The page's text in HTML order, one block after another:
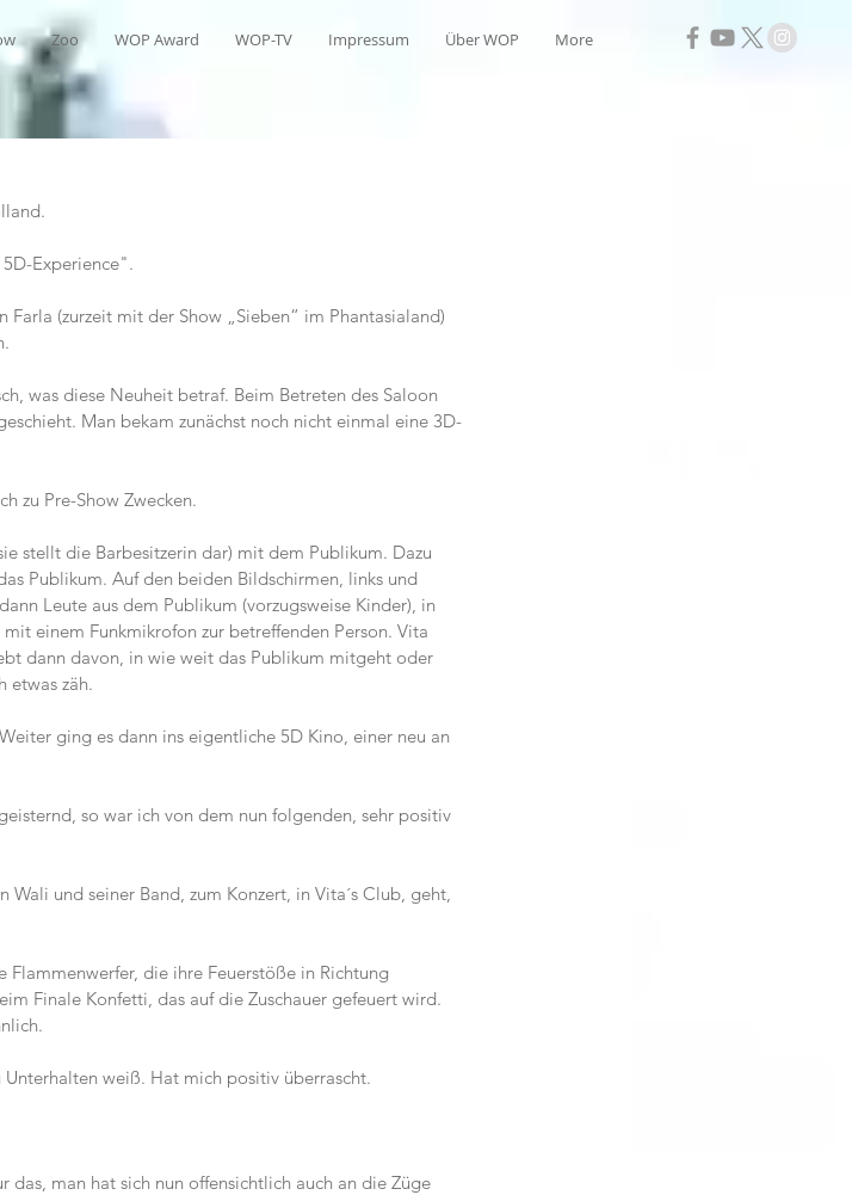
Zoo WOP Award WOP-TV Impressum Über WOP More
Experience".
(zurzeit mit der Show „Sieben“ im Phantasialand)
was diese Neuheit betraf. Beim Betreten des Saloon
Man bekam zunächst noch nicht einmal eine 3D-
zu Pre-Show Zwecken.
stellt die Barbesitzerin dar) mit dem Publikum. Dazu
Publikum. Auf den beiden Bildschirmen, links und
Leute aus dem Publikum (vorzugsweise Kinder), in
einem Funkmikrofon zur betreffenden Person. Vita
dann davon, in wie weit das Publikum mitgeht oder
etwas zäh.
ging es dann ins eigentliche 5D Kino, einer neu an
so war ich von dem nun folgenden, sehr positiv
und seiner Band, zum Konzert, in Vita´s Club, geht,
die ihre Feuerstöße in Richtung
Finale Konfetti, das auf die Zuschauer gefeuert wird.
weiß. Hat mich positiv überrascht.
man hat sich nun offensichtlich auch an die Züge